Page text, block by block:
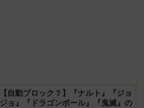
【自動ブロック？】『ナルト』『ジョ
ジョ』『ドラゴンボール』『鬼滅』の